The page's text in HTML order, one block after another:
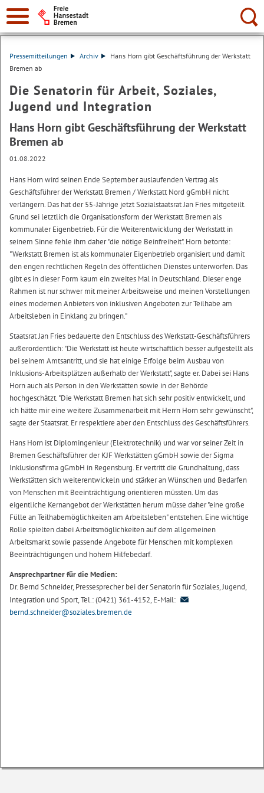
Suche:
Pressemitteilungen Archiv
Hans Horn gibt Geschäftsführung der Werkstatt
Bremen ab
Die Senatorin für Arbeit, Soziales,
Jugend und Integration
Hans Horn gibt Geschäftsführung der Werkstatt
Bremen ab
01.08.2022
Hans Horn wird seinen Ende September auslaufenden Vertrag als
Geschäftsführer der Werkstatt Bremen / Werkstatt Nord gGmbH nicht
verlängern. Das hat der 55-Jährige jetzt Sozialstaatsrat Jan Fries mitgeteilt.
Grund sei letztlich die Organisationsform der Werkstatt Bremen als
kommunaler Eigenbetrieb. Für die Weiterentwicklung der Werkstatt in
seinem Sinne fehle ihm daher "die nötige Beinfreiheit". Horn betonte:
"Werkstatt Bremen ist als kommunaler Eigenbetrieb organisiert und damit
den engen rechtlichen Regeln des öffentlichen Dienstes unterworfen. Das
gibt es in dieser Form kaum ein zweites Mal in Deutschland. Dieser enge
Rahmen ist nur schwer mit meiner Arbeitsweise und meinen Vorstellungen
eines modernen Anbieters von inklusiven Angeboten zur Teilhabe am
Arbeitsleben in Einklang zu bringen."
Staatsrat Jan Fries bedauerte den Entschluss des Werkstatt-Geschäftsführers
außerordentlich: "Die Werkstatt ist heute wirtschaftlich besser aufgestellt als
bei seinem Amtsantritt, und sie hat einige Erfolge beim Ausbau von
Inklusions-Arbeitsplätzen außerhalb der Werkstatt", sagte er. Dabei sei Hans
Horn auch als Person in den Werkstätten sowie in der Behörde
hochgeschätzt. "Die Werkstatt Bremen hat sich sehr positiv entwickelt, und
ich hätte mir eine weitere Zusammenarbeit mit Herrn Horn sehr gewünscht",
sagte der Staatsrat. Er respektiere aber den Entschluss des Geschäftsführers.
Hans Horn ist Diplomingenieur (Elektrotechnik) und war vor seiner Zeit in
Bremen Geschäftsführer der KJF Werkstätten gGmbH sowie der Sigma
Inklusionsfirma gGmbH in Regensburg. Er vertritt die Grundhaltung, dass
Werkstätten sich weiterentwickeln und stärker an Wünschen und Bedarfen
von Menschen mit Beeinträchtigung orientieren müssten. Um das
eigentliche Kernangebot der Werkstätten herum müsse daher "eine große
Fülle an Teilhabemöglichkeiten am Arbeitsleben" entstehen. Eine wichtige
Rolle spielten dabei Arbeitsmöglichkeiten auf dem allgemeinen
Arbeitsmarkt sowie passende Angebote für Menschen mit komplexen
Beeinträchtigungen und hohem Hilfebedarf.
Ansprechpartner für die Medien:
Dr. Bernd Schneider, Pressesprecher bei der Senatorin für Soziales, Jugend,
Integration und Sport, Tel.: (0421) 361-4152, E-Mail:
bernd.schneider@soziales.bremen.de